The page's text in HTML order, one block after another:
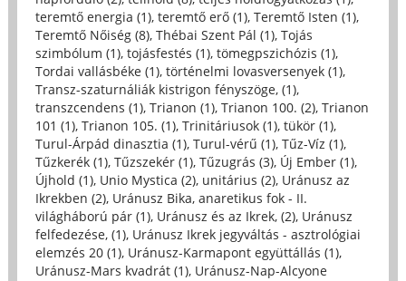
teremtő energia (1), teremtő erő (1), Teremtő Isten (1),
Teremtő Nőiség (8), Thébai Szent Pál (1), Tojás
szimbólum (1), tojásfestés (1), tömegpszichózis (1),
Tordai vallásbéke (1), történelmi lovasversenyek (1),
Transz-szaturnáliák kistrigon fényszöge, (1),
transzcendens (1), Trianon (1), Trianon 100. (2), Trianon
101 (1), Trianon 105. (1), Trinitáriusok (1), tükör (1),
Turul-Árpád dinasztia (1), Turul-vérű (1), Tűz-Víz (1),
Tűzkerék (1), Tűzszekér (1), Tűzugrás (3), Új Ember (1),
Újhold (1), Unio Mystica (2), unitárius (2), Uránusz az
Ikrekben (2), Uránusz Bika, anaretikus fok - II.
világháború pár (1), Uránusz és az Ikrek, (2), Uránusz
felfedezése, (1), Uránusz Ikrek jegyváltás - asztrológiai
elemzés 20 (1), Uránusz-Karmapont együttállás (1),
Uránusz-Mars kvadrát (1), Uránusz-Nap-Alcyone